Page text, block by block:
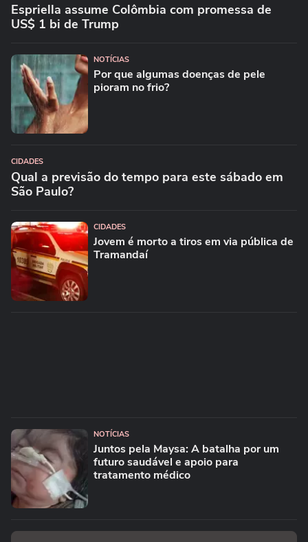
Espriella assume Colômbia com promessa de
US$ 1 bi de Trump
NOTÍCIAS
Por que algumas doenças de pele
pioram no frio?
CIDADES
Qual a previsão do tempo para este sábado em
São Paulo?
CIDADES
Jovem é morto a tiros em via pública de
Tramandaí
NOTÍCIAS
Juntos pela Maysa: A batalha por um
futuro saudável e apoio para
tratamento médico